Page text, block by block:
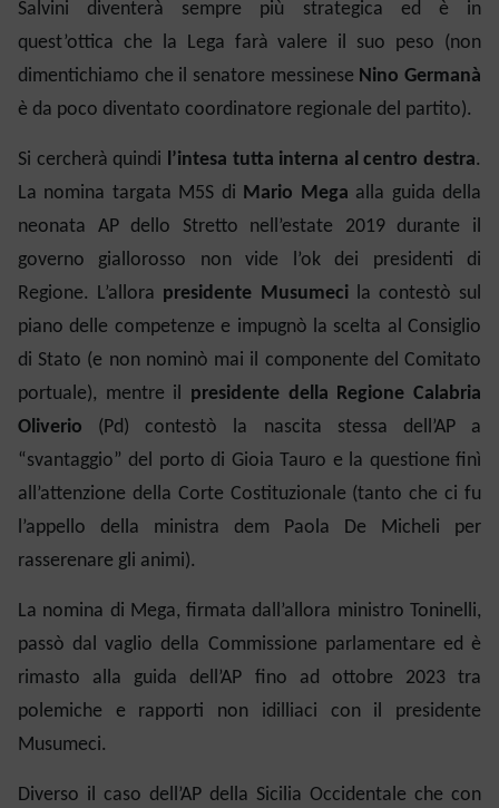
Salvini diventerà sempre più strategica ed è in
quest’ottica che la Lega farà valere il suo peso (non
dimentichiamo che il senatore messinese Nino Germanà
è da poco diventato coordinatore regionale del partito).
Si cercherà quindi l’intesa tutta interna al centro destra.
La nomina targata M5S di Mario Mega alla guida della
neonata AP dello Stretto nell’estate 2019 durante il
governo giallorosso non vide l’ok dei presidenti di
Regione. L’allora presidente Musumecila contestò sul
piano delle competenze e impugnò la scelta al Consiglio
di Stato (e non nominò mai il componente del Comitato
portuale), mentre il presidente della Regione Calabria
Oliverio (Pd) contestò la nascita stessa dell’AP a
“svantaggio” del porto di Gioia Tauro e la questione finì
all’attenzione della Corte Costituzionale (tanto che ci fu
l’appello della ministra dem Paola De Micheli per
rasserenare gli animi).
La nomina di Mega, firmata dall’allora ministro Toninelli,
passò dal vaglio della Commissione parlamentare ed è
rimasto alla guida dell’AP fino ad ottobre 2023 tra
polemiche e rapporti non idilliaci con il presidente
Musumeci.
Diverso il caso dell’AP della Sicilia Occidentale che con